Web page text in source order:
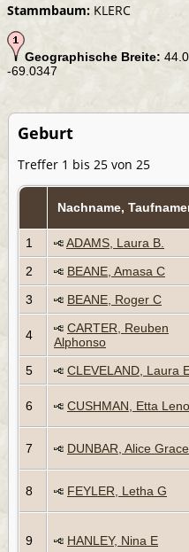
Stammbaum: KLERC
Geographische Breite:
-69.0347
Geburt
Treffer 1 bis 25 von 25
Nachname,
1 ADAMS, Laura B.
2
BEANE, Amasa C
3
BEANE, Roger C
4
CARTER, Reuben
Alphonso
5 CLEVELAND, Laura
6 CUSHMAN, Etta
7 DUNBAR, Alice Grace
8 FEYLER, Letha G
9 HANLEY, Nina E